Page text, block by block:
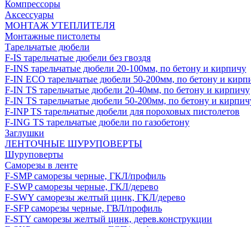
Компрессоры
Аксессуары
МОНТАЖ УТЕПЛИТЕЛЯ
Монтажные пистолеты
Тарельчатые дюбели
F-IS тарельчатые дюбели без гвоздя
F-INS тарельчатые дюбели 20-100мм, по бетону и кирпичу
F-IN ECO тарельчатые дюбели 50-200мм, по бетону и
F-IN TS тарельчатые дюбели 20-40мм, по бетону и кирпичу
F-IN TS тарельчатые дюбели 50-200мм, по бетону и
F-INP TS тарельчатые дюбели для пороховых пистолетов
F-ING TS тарельчатые дюбели по газобетону
Заглушки
ЛЕНТОЧНЫЕ ШУРУПОВЕРТЫ
Шуруповерты
Саморезы в ленте
F-SMP саморезы черные, ГКЛ/профиль
F-SWP саморезы черные, ГКЛ/дерево
F-SWY саморезы желтый цинк, ГКЛ/дерево
F-SFP саморезы черные, ГВЛ/профиль
F-STY саморезы желтый цинк, дерев.конструкции